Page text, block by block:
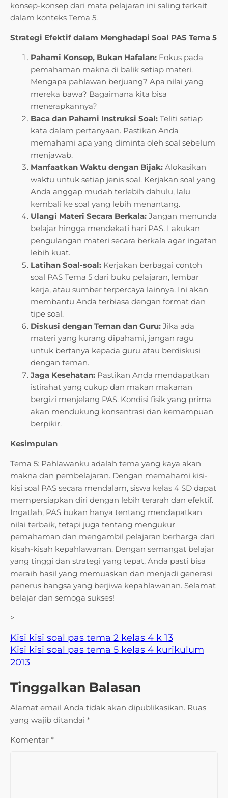
konsep-konsep dari mata pelajaran ini saling terkait
dalam konteks Tema 5.
Strategi Efektif dalam Menghadapi Soal PAS Tema 5
Pahami Konsep, Bukan Hafalan: Fokus pada
pemahaman makna di balik setiap materi.
Mengapa pahlawan berjuang? Apa nilai yang
mereka bawa? Bagaimana kita bisa
menerapkannya?
Baca dan Pahami Instruksi Soal: Teliti setiap
kata dalam pertanyaan. Pastikan Anda
memahami apa yang diminta oleh soal sebelum
menjawab.
Manfaatkan Waktu dengan Bijak: Alokasikan
waktu untuk setiap jenis soal. Kerjakan soal yang
Anda anggap mudah terlebih dahulu, lalu
kembali ke soal yang lebih menantang.
Ulangi Materi Secara Berkala: Jangan menunda
belajar hingga mendekati hari PAS. Lakukan
pengulangan materi secara berkala agar ingatan
lebih kuat.
Latihan Soal-soal: Kerjakan berbagai contoh
soal PAS Tema 5 dari buku pelajaran, lembar
kerja, atau sumber terpercaya lainnya. Ini akan
membantu Anda terbiasa dengan format dan
tipe soal.
Diskusi dengan Teman dan Guru: Jika ada
materi yang kurang dipahami, jangan ragu
untuk bertanya kepada guru atau berdiskusi
dengan teman.
Jaga Kesehatan: Pastikan Anda mendapatkan
istirahat yang cukup dan makan makanan
bergizi menjelang PAS. Kondisi fisik yang prima
akan mendukung konsentrasi dan kemampuan
berpikir.
Kesimpulan
Tema 5: Pahlawanku adalah tema yang kaya akan
makna dan pembelajaran. Dengan memahami kisi-
kisi soal PAS secara mendalam, siswa kelas 4 SD dapat
mempersiapkan diri dengan lebih terarah dan efektif.
Ingatlah, PAS bukan hanya tentang mendapatkan
nilai terbaik, tetapi juga tentang mengukur
pemahaman dan mengambil pelajaran berharga dari
kisah-kisah kepahlawanan. Dengan semangat belajar
yang tinggi dan strategi yang tepat, Anda pasti bisa
meraih hasil yang memuaskan dan menjadi generasi
penerus bangsa yang berjiwa kepahlawanan. Selamat
belajar dan semoga sukses!
>
Kisi kisi soal pas tema 2 kelas 4 k 13
Kisi kisi soal pas tema 5 kelas 4 kurikulum
2013
Tinggalkan Balasan
Alamat email Anda tidak akan dipublikasikan. Ruas
yang wajib ditandai *
Komentar *